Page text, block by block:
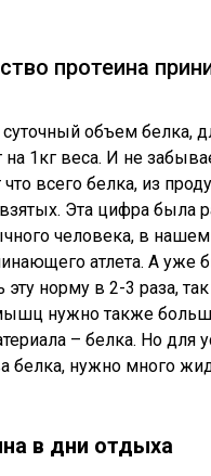
протеина
объем белка,
на 1кг веса. И не
что всего белка, из
Эта цифра была
человека, в нашем
атлета. А уже
норму в 2-3 раза,
нужно также
– белка. Но для
белка, нужно много
в дни отдыха